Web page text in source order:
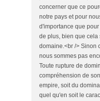
concerner que ce
notre pays et pour
d'importance que
de plus, bien que cela
domaine.<br /> Sinon
nous sommes pas
Toute rupture de
compréhension de
empire, soit du
quel qu'en soit le